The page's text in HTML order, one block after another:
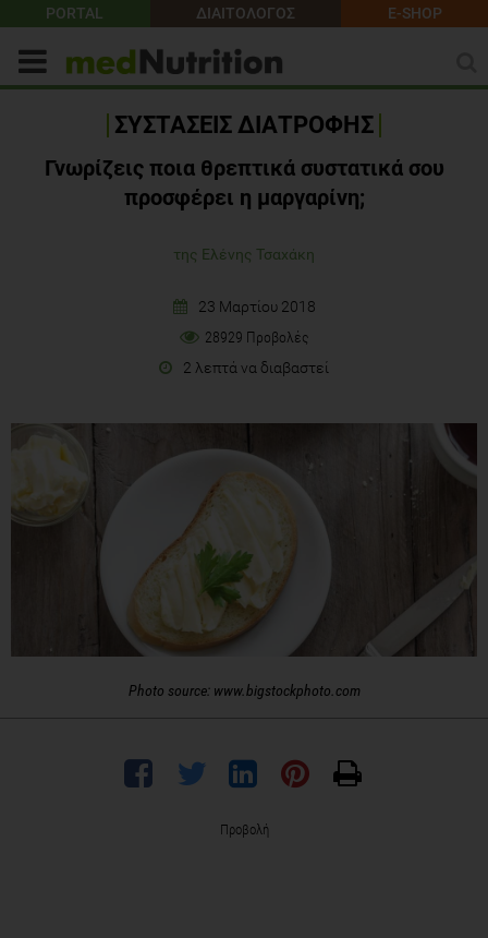
PORTAL ΔΙΑΙΤΟΛΟΓΟΣ E-SHOP
ΣΥΣΤΑΣΕΙΣ ΔΙΑΤΡΟΦΗΣ
Γνωρίζεις ποια θρεπτικά συστατικά σου
προσφέρει η μαργαρίνη;
της Ελένης Τσαχάκη
23 Μαρτίου 2018
28929 Προβολές
2 λεπτά να διαβαστεί
Photo source: www.bigstockphoto.com
Προβολή